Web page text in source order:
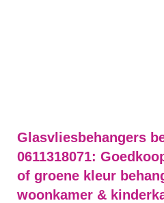
Glasvliesbehangers
0611318071:
of groene kleur
woonkamer &